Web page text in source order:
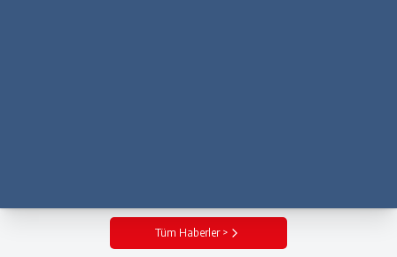
Tüm Haberler >